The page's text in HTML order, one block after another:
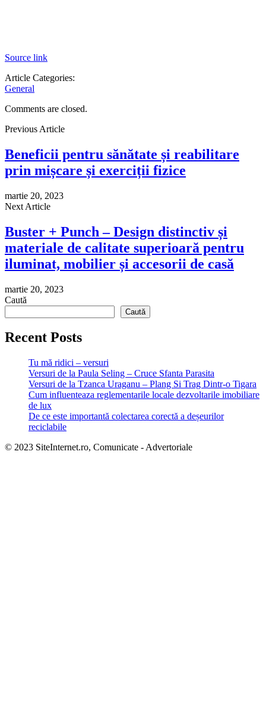
Source link
Article Categories:
General
Comments are closed.
Previous Article
Beneficii pentru sănătate și reabilitare
prin mișcare și exerciții fizice
martie 20, 2023
Next Article
Buster + Punch – Design distinctiv și
materiale de calitate superioară pentru
iluminat, mobilier și accesorii de casă
martie 20, 2023
Caută
Caută
Recent Posts
Tu mă ridici – versuri
Versuri de la Paula Seling – Cruce Sfanta Parasita
Versuri de la Tzanca Uraganu – Plang Si Trag Dintr-o Tigara
Cum influenteaza reglementarile locale dezvoltarile imobiliare
de lux
De ce este importantă colectarea corectă a deșeurilor
reciclabile
© 2023 SiteInternet.ro, Comunicate - Advertoriale